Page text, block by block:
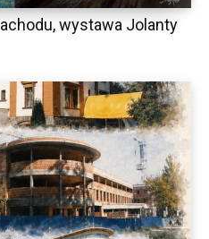
wystawa Jolanty